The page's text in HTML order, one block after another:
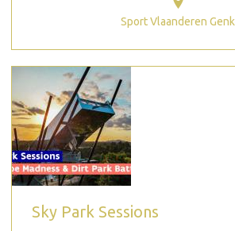
Sport Vlaanderen Genk
Sky Park Sessions